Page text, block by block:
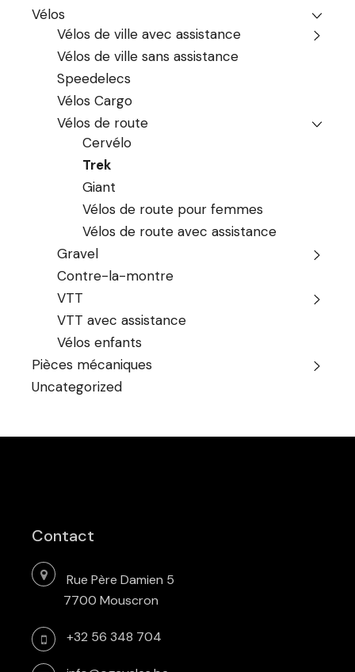
Vélos
Vélos de ville avec assistance
Vélos de ville sans assistance
Speedelecs
Vélos Cargo
Vélos de route
Cervélo
Trek
Giant
Vélos de route pour femmes
Vélos de route avec assistance
Gravel
Contre-la-montre
VTT
VTT avec assistance
Vélos enfants
Pièces mécaniques
Uncategorized
Contact
Rue Père Damien 5
7700 Mouscron
+32 56 348 704